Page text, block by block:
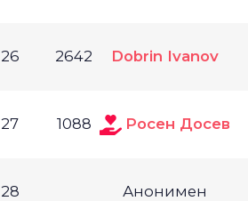
26 2642 Dobrin Ivanov
27 1088 Росен Досев
28 Анонимен